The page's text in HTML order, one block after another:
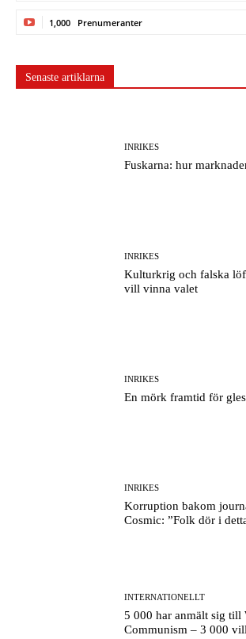
1,000 Prenumeranter
Senaste artiklarna
INRIKES
Fuskarna: hur
INRIKES
Kulturkrig och falska
vill vinna valet
INRIKES
En mörk framtid för
INRIKES
Korruption bakom
Cosmic: ”Folk dör i
INTERNATIONELLT
5 000 har anmält sig till
Communism – 3 000